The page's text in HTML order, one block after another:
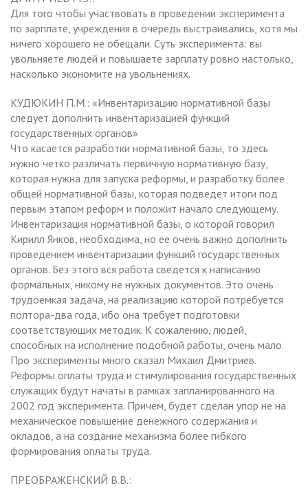
Для того чтобы участвовать в проведении эксперимента
по зарплате, учреждения в очередь выстраивались, хотя мы
ничего хорошего не обещали. Суть эксперимента: вы
увольняете людей и повышаете зарплату ровно настолько,
насколько экономите на увольнениях.
КУДЮКИН П.М.: «Инвентаризацию нормативной базы
следует дополнить инвентаризацией функций
государственных органов»
Что касается разработки нормативной базы, то здесь
нужно четко различать первичную нормативную базу,
которая нужна для запуска реформы, и разработку более
общей нормативной базы, которая подведет итоги под
первым этапом реформ и положит начало следующему.
Инвентаризация нормативной базы, о которой говорил
Кирилл Янков, необходима, но ее очень важно дополнить
проведением инвентаризации функций государственных
органов. Без этого вся работа сведется к написанию
формальных, никому не нужных документов. Это очень
трудоемкая задача, на реализацию которой потребуется
полтора-два года, ибо она требует подготовки
соответствующих методик. К сожалению, людей,
способных на исполнение подобной работы, очень мало.
Про эксперименты много сказал Михаил Дмитриев.
Реформы оплаты труда и стимулирования государственных
служащих будут начаты в рамках запланированного на
2002 год эксперимента. Причем, будет сделан упор не на
механическое повышение денежного содержания и
окладов, а на создание механизма более гибкого
формирования оплаты труда.
ПРЕОБРАЖЕНСКИЙ В.В.: